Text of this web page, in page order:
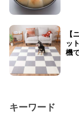
【
ッ
機
キーワード